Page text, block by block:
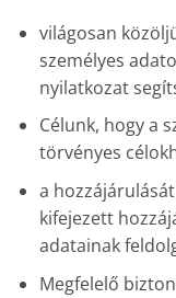
világosan
személyes
nyilatkozat
Célunk, hogy a
törvényes
a
kifejezett
adatainak
Megfelelő